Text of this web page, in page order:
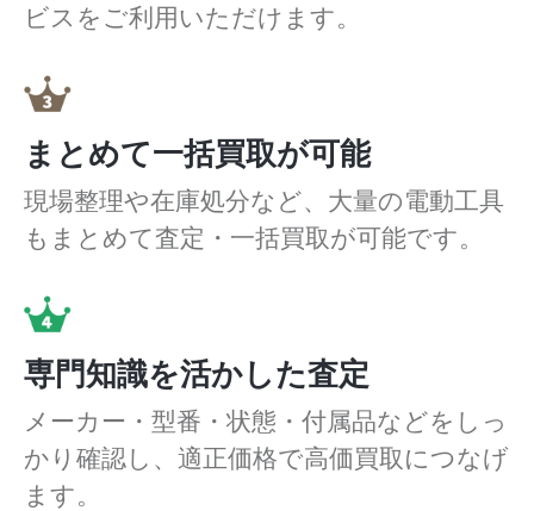
ビスをご利用いただけます。
まとめて一括買取が可能
現場整理や在庫処分など、大量の電動工具
もまとめて査定・一括買取が可能です。
専門知識を活かした査定
メーカー・型番・状態・付属品などをしっ
かり確認し、適正価格で高価買取につなげ
ます。